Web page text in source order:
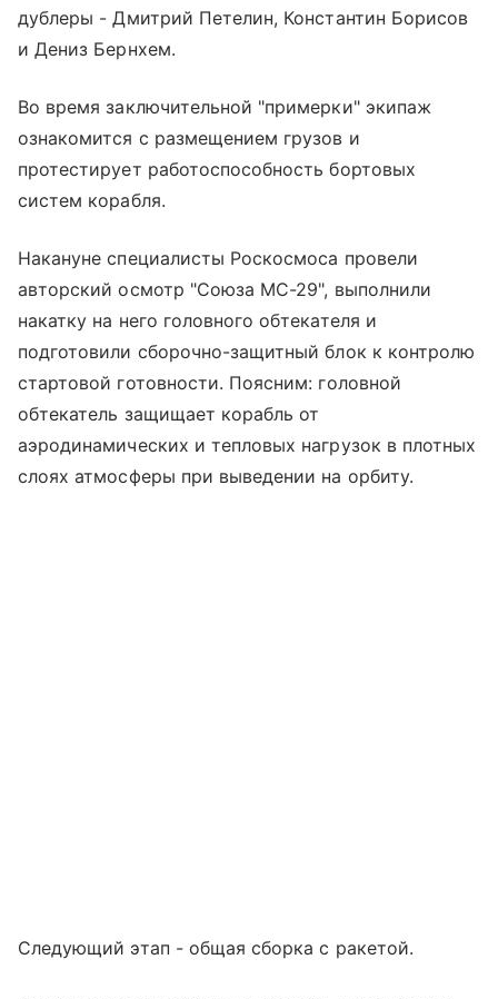
дублеры - Дмитрий Петелин, Константин Борисов
и Дениз Бернхем.
Во время заключительной "примерки" экипаж
ознакомится с размещением грузов и
протестирует работоспособность бортовых
систем корабля.
Накануне специалисты Роскосмоса провели
авторский осмотр "Союза МС-29", выполнили
накатку на него головного обтекателя и
подготовили сборочно-защитный блок к контролю
стартовой готовности. Поясним: головной
обтекатель защищает корабль от
аэродинамических и тепловых нагрузок в плотных
слоях атмосферы при выведении на орбиту.
Следующий этап - общая сборка с ракетой.